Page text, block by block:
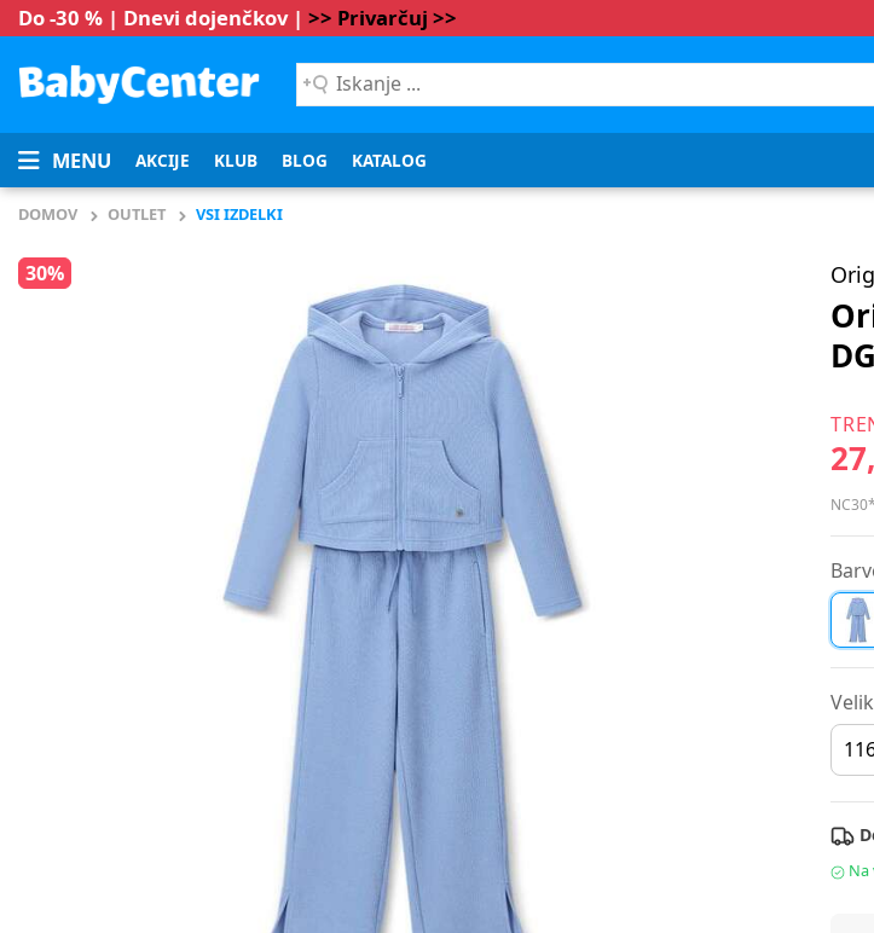
Do -30 % | Dnevi dojenčkov | >> Privarčuj >>
Iskanje
...
MENU AKCIJE KLUB BLOG KATALOG
DOMOV OUTLET VSI IZDELKI
30%